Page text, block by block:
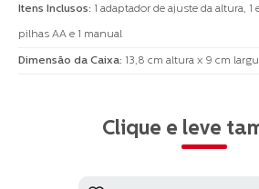
Itens Inclusos: 1 adaptador de ajuste da altura, 1
pilhas AA e 1 manual
Dimensão da Caixa: 13,8 cm altura x 9 cm
Clique e leve